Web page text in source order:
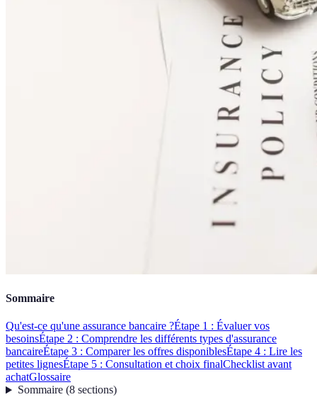
Sommaire
Qu'est-ce qu'une assurance bancaire ?Étape 1 : Évaluer vos
besoinsÉtape 2 : Comprendre les différents types d'assurance
bancaireÉtape 3 : Comparer les offres disponiblesÉtape 4 : Lire les
petites lignesÉtape 5 : Consultation et choix finalChecklist avant
achatGlossaire
Sommaire(8 sections)